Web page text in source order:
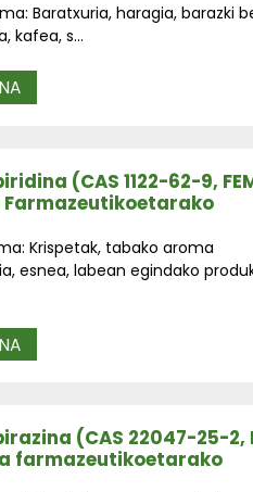
Baratxuria, haragia, barazki
kafea, s...
(CAS 1122-62-9,
Farmazeutikoetarako
Krispetak, tabako aroma
esnea, labean egindako
(CAS 22047-25-2,
farmazeutikoetarako